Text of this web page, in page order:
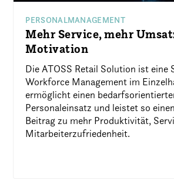
PERSONALMANAGEMENT
Mehr Service, mehr
Motivation
Die ATOSS Retail Solution ist eine
Workforce Management im
ermöglicht einen
Personaleinsatz und leistet so
Beitrag zu mehr Produktivität,
Mitarbeiterzufriedenheit.